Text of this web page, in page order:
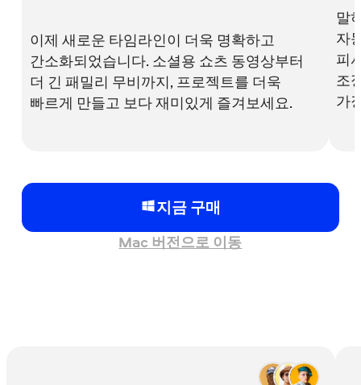
이제 새로운 타임라인이 더욱 명확하고
간소화되었습니다. 소셜용 쇼츠 동영상부터
더 긴 패밀리 무비까지, 프로젝트를 더욱
빠르게 만들고 보다 재미있게 즐겨보세요.
말
자
피
조
가
지금 구매
Mac 버전으로 이동